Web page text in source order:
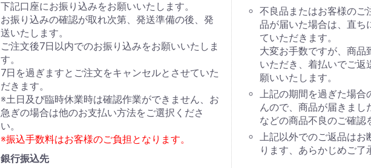
下記口座にお振り込みをお願いいたします。
お振り込みの確認が取れ次第、発送準備の後、発
送いたします。
ご注文後7日以内でのお振り込みをお願いいたしま
す。
7日を過ぎますとご注文をキャンセルとさせていた
だきます。
※土日及び臨時休業時は確認作業ができません、お
急ぎの場合は他のお支払い方法をご選択くださ
い。
※振込手数料はお客様のご負担となります。
銀行振込先
不良品またはお客様のご
品が届いた場合は、直ち
ていただきます。
大変お手数ですが、商品
いただき、着払いでご返
願いいたします。
上記の期間を過ぎた場合
んので、商品が届きまし
などの商品不良のご確認
上記以外でのご返品はお
ります、あらかじめご了